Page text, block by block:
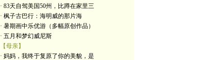
· 83天自驾美国50州，比蹲在家里三
· 枫子古巴行：海明威的那片海
· 暑期画中乐优游（多幅原创作品）
· 五月和梦幻威尼斯
【母亲】
· 妈妈，我终于复原了你的美貌，是